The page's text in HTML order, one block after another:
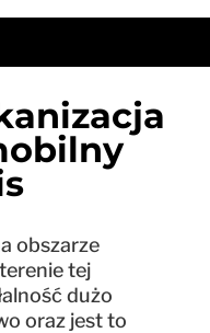
obszarze
tej
dużo
oraz jest to